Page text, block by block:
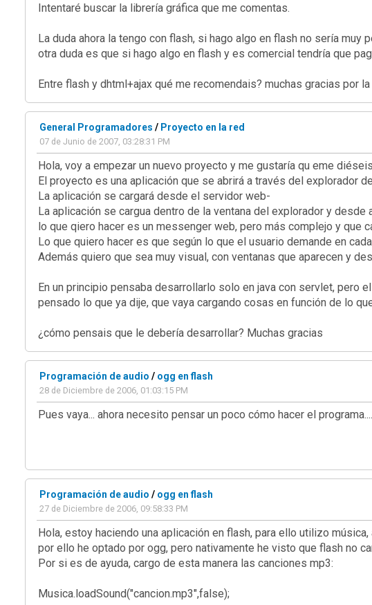
Intentaré buscar la librería gráfica que me comentas.
La duda ahora la tengo con flash, si hago algo en flash no sería
otra duda es que si hago algo en flash y es comercial tendría que
Entre flash y dhtml+ajax qué me recomendais? muchas gracias por
General Programadores / Proyecto en la red
07 de Junio de 2007, 03:28:31 PM
Hola, voy a empezar un nuevo proyecto y me gustaría qu eme
El proyecto es una aplicación que se abrirá a través del explorador
La aplicación se cargará desde el servidor web-
La aplicación se cargua dentro de la ventana del explorador y
lo que qiero hacer es un messenger web, pero más complejo y que
Lo que quiero hacer es que según lo que el usuario demande en
Además quiero que sea muy visual, con ventanas que aparecen y
En un principio pensaba desarrollarlo solo en java con servlet, pero
pensado lo que ya dije, que vaya cargando cosas en función de lo
¿cómo pensais que le debería desarrollar? Muchas gracias
Programación de audio / ogg en flash
28 de Diciembre de 2006, 01:03:15 PM
Pues vaya... ahora necesito pensar un poco cómo hacer el
Programación de audio / ogg en flash
27 de Diciembre de 2006, 09:58:33 PM
Hola, estoy haciendo una aplicación en flash, para ello utilizo
por ello he optado por ogg, pero nativamente he visto que flash no
Por si es de ayuda, cargo de esta manera las canciones mp3:
Musica.loadSound("cancion.mp3",false);